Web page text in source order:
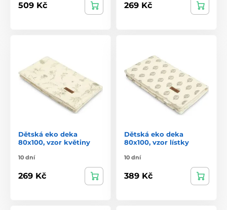
509 Kč 269 Kč
Dětská eko deka
80x100, vzor květiny
10 dní
269 Kč
Dětská eko deka
80x100, vzor lístky
10 dní
389 Kč